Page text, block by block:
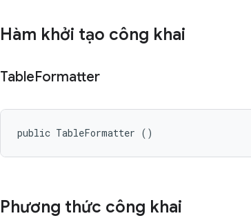
Hàm khởi tạo công khai
TableFormatter
public TableFormatter ()
Phương thức công khai